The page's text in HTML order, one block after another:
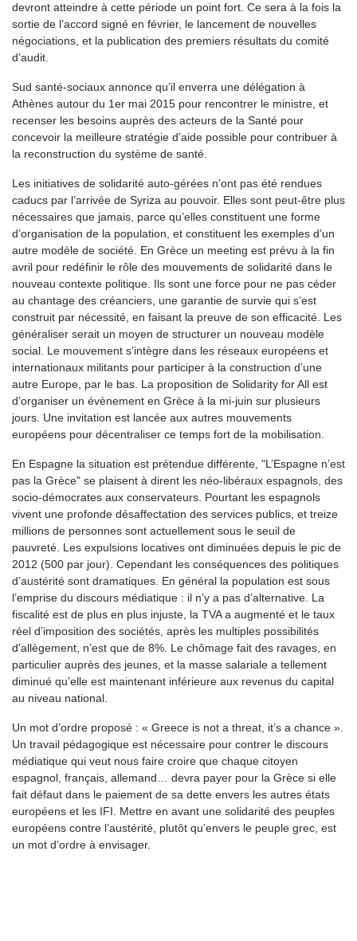
devront atteindre à cette période un point fort. Ce sera à la fois la
sortie de l’accord signé en février, le lancement de nouvelles
négociations, et la publication des premiers résultats du comité
d’audit.
Sud santé-sociaux annonce qu’il enverra une délégation à
Athènes autour du 1er mai 2015 pour rencontrer le ministre, et
recenser les besoins auprès des acteurs de la Santé pour
concevoir la meilleure stratégie d’aide possible pour contribuer à
la reconstruction du système de santé.
Les initiatives de solidarité auto-gérées n’ont pas été rendues
caducs par l’arrivée de Syriza au pouvoir. Elles sont peut-être plus
nécessaires que jamais, parce qu’elles constituent une forme
d’organisation de la population, et constituent les exemples d’un
autre modèle de société. En Grèce un meeting est prévu à la fin
avril pour redéfinir le rôle des mouvements de solidarité dans le
nouveau contexte politique. Ils sont une force pour ne pas céder
au chantage des créanciers, une garantie de survie qui s’est
construit par nécessité, en faisant la preuve de son efficacité. Les
généraliser serait un moyen de structurer un nouveau modèle
social. Le mouvement s’intègre dans les réseaux européens et
internationaux militants pour participer à la construction d’une
autre Europe, par le bas. La proposition de Solidarity for All est
d’organiser un évènement en Grèce à la mi-juin sur plusieurs
jours. Une invitation est lancée aux autres mouvements
européens pour décentraliser ce temps fort de la mobilisation.
En Espagne la situation est prétendue différente, "L’Espagne n’est
pas la Grèce" se plaisent à dirent les néo-libéraux espagnols, des
socio-démocrates aux conservateurs. Pourtant les espagnols
vivent une profonde désaffectation des services publics, et treize
millions de personnes sont actuellement sous le seuil de
pauvreté. Les expulsions locatives ont diminuées depuis le pic de
2012 (500 par jour). Cependant les conséquences des politiques
d’austérité sont dramatiques. En général la population est sous
l’emprise du discours médiatique : il n’y a pas d’alternative. La
fiscalité est de plus en plus injuste, la TVA a augmenté et le taux
réel d’imposition des sociétés, après les multiples possibilités
d’allègement, n’est que de 8%. Le chômage fait des ravages, en
particulier auprès des jeunes, et la masse salariale a tellement
diminué qu’elle est maintenant inférieure aux revenus du capital
au niveau national.
Un mot d’ordre proposé : « Greece is not a threat, it’s a chance ».
Un travail pédagogique est nécessaire pour contrer le discours
médiatique qui veut nous faire croire que chaque citoyen
espagnol, français, allemand… devra payer pour la Grèce si elle
fait défaut dans le paiement de sa dette envers les autres états
européens et les IFI. Mettre en avant une solidarité des peuples
européens contre l’austérité, plutôt qu’envers le peuple grec, est
un mot d’ordre à envisager.